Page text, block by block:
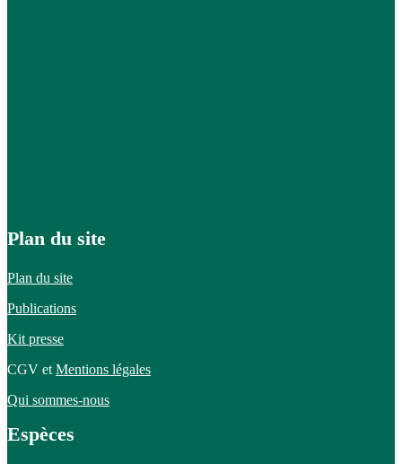
Plan du site
Plan du site
Publications
Kit presse
CGV et Mentions légales
Qui sommes-nous
Espèces